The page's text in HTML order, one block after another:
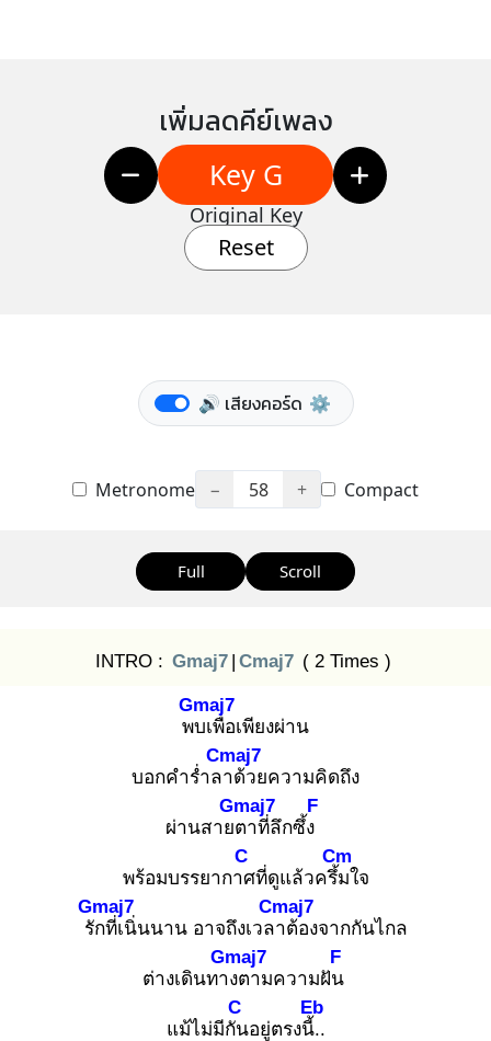
เพิ่มลดคีย์เพลง
Key G
Original Key
Reset
🔊 เสียงคอร์ด ⚙️
Metronome − 58 + Compact
Full Scroll
INTRO : Gmaj7 | Cmaj7 ( 2 Times )
พบ
Gmaj7
เพื่อเพียงผ่าน
บอกคำร่ำลา
Cmaj7
ด้วยความคิดถึง
ผ่านสายต
Gmaj7
าที่ลึกซึ้ง
F
พร้อมบรรยากาศ
C
ที่ดูแล้วครึ้ม
Cm
ใจ
รัก
Gmaj7
ที่เนิ่นนาน อาจถึงเวลา
Cmaj7
ต้องจากกันไกล
ต่างเดินทาง
Gmaj7
ตามความฝัน
F
แม้ไม่มีกัน
C
อยู่ตรงนี้..
Eb